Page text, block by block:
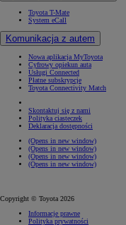
Toyota T-Mate
System eCall
Komunikacja z autem
Nowa aplikacja MyToyota
Cyfrowy opiekun auta
Usługi Connected
Płatne subskrypcje
Toyota Connectivity Match
Skontaktuj się z nami
Polityka ciasteczek
Deklaracja dostępności
(Opens in new window)
(Opens in new window)
(Opens in new window)
(Opens in new window)
Copyright © Toyota 2026
Informacje prawne
Polityka prywatności